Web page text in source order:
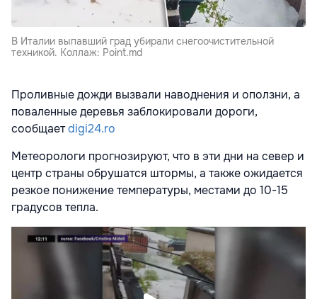
В Италии выпавший град убирали снегоочистительной
техникой. Коллаж: Point.md
Проливные дожди вызвали наводнения и оползни, а
поваленные деревья заблокировали дороги,
сообщаетdigi24.ro
Метеорологи прогнозируют, что в эти дни на север и
центр страны обрушатся штормы, а также ожидается
резкое понижение температуры, местами до 10-15
градусов тепла.